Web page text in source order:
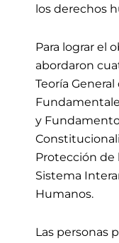
los derechos
Para lograr el
abordaron
Teoría
y
Protección de
Sistema
Humanos.
Las personas